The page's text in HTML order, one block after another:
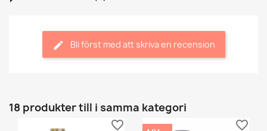
Bli först med att skriva en recension
18 produkter till i samma kategori
favorite_border favorite_border